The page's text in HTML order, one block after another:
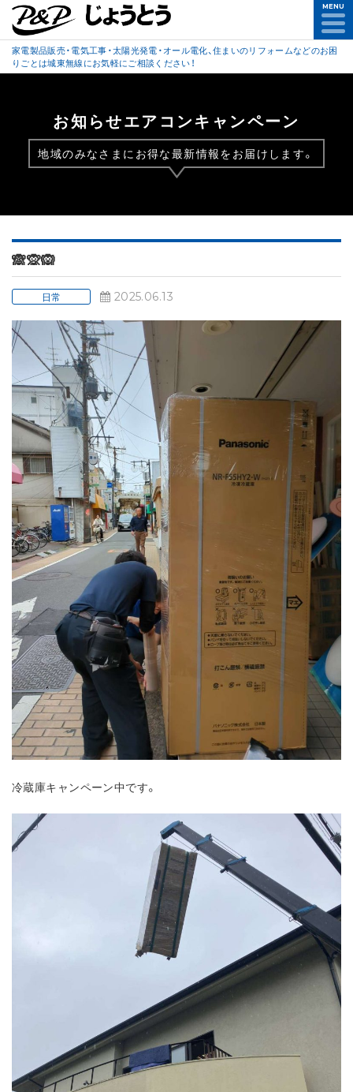
MENU
家電製品販売・電気工事・太陽光発電・オール電化、住まいのリフォームなどのお困
りごとは城東無線にお気軽にご相談ください！
お知らせエアコンキャンペーン
地域のみなさまにお得な最新情報をお届けします。
🙈🙊🙉
日常 2025.06.13
冷蔵庫キャンペーン中です。